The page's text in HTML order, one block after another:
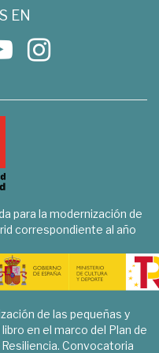
EN
para la modernización de
correspondiente al año
de las pequeñas y
en el marco del Plan de
Convocatoria